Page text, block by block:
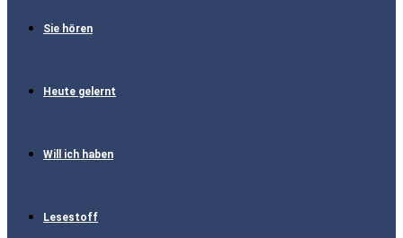
Sie hören
Heute gelernt
Will ich haben
Lesestoff